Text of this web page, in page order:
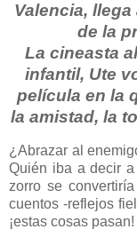
Valencia,
de la
La cineasta
infantil, Ute
película en la
la amistad, la
¿Abrazar al
Quién iba a decir
zorro se
cuentos -reflejos
¡estas cosas pasan!